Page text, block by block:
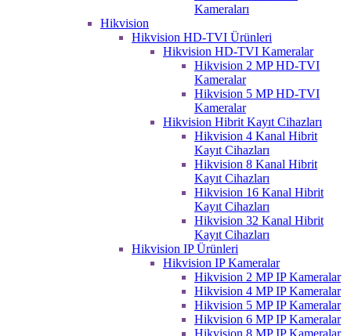
Kameraları
Hikvision
Hikvision HD-TVI Ürünleri
Hikvision HD-TVI Kameralar
Hikvision 2 MP HD-TVI
Kameralar
Hikvision 5 MP HD-TVI
Kameralar
Hikvision Hibrit Kayıt Cihazları
Hikvision 4 Kanal Hibrit
Kayıt Cihazları
Hikvision 8 Kanal Hibrit
Kayıt Cihazları
Hikvision 16 Kanal Hibrit
Kayıt Cihazları
Hikvision 32 Kanal Hibrit
Kayıt Cihazları
Hikvision IP Ürünleri
Hikvision IP Kameralar
Hikvision 2 MP IP Kameralar
Hikvision 4 MP IP Kameralar
Hikvision 5 MP IP Kameralar
Hikvision 6 MP IP Kameralar
Hikvision 8 MP IP Kameralar